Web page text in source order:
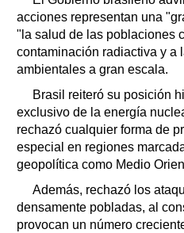
acciones representan una
"la salud de las poblaciones
contaminación radiactiva y a
ambientales a gran escala.
Brasil reiteró su posición
exclusivo de la energía
rechazó cualquier forma de
especial en regiones
geopolítica como Medio
Además, rechazó los
densamente pobladas, al
provocan un número